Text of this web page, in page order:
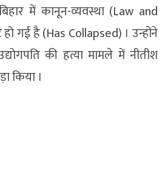
में कानून-व्यवस्था (Law and
गई है (Has Collapsed) । उन्होंने
की हत्या मामले में नीतीश
किया ।